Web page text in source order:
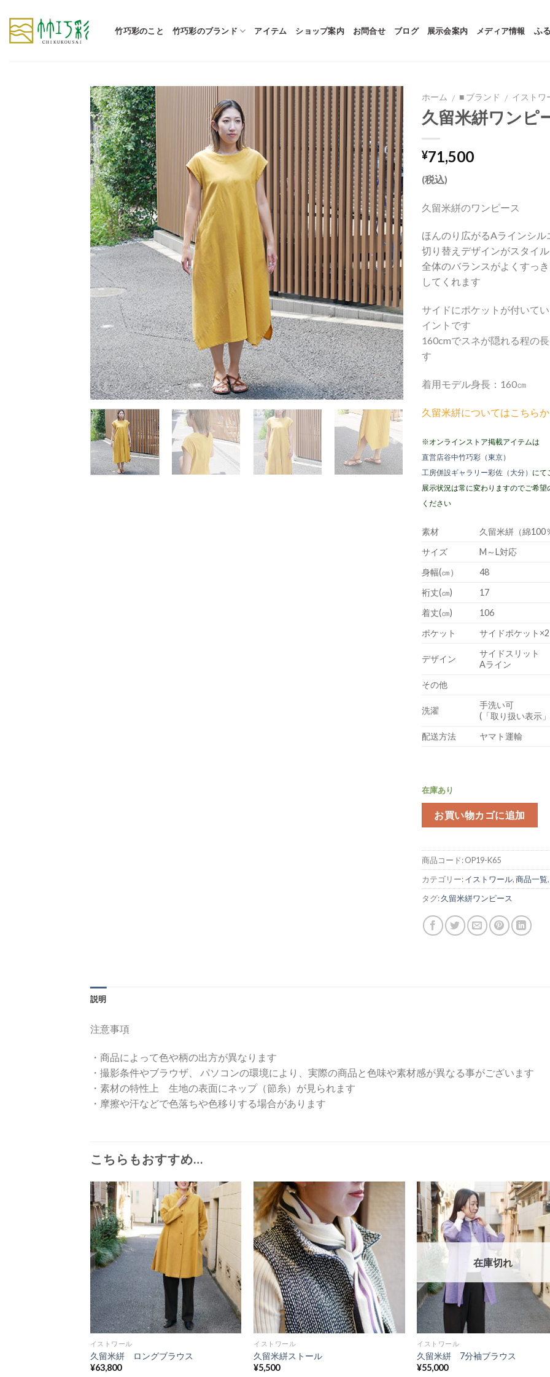
content
竹巧彩のこと 竹巧彩のブランド アイテム ショップ案内 お問合せ ブログ 展示会案内 メディア情報 ふ
ホーム / ■ ブランド / イストワ
久留米絣ワンピ
¥71,500
(税込)
久留米絣のワンピース
ほんのり広がるAラインシル
切り替えデザインがスタイ
全体のバランスがよくすっ
してくれます
サイドにポケットが付いて
イントです
160cmでスネが隠れる程の
す
着用モデル身長：160㎝
久留米絣についてはこちら
※オンラインストア掲載アイテムは
直営店谷中竹巧彩（東京）
工房併設ギャラリー彩佐（大分） にて
展示状況は常に変わりますのでご希
ください
素材
久留米絣（綿100
サイズ
M～L対応
身幅(㎝）
48
裄丈(㎝)
17
着丈(㎝)
106
ポケット
サイドポケット×2
デザイン
サイドスリット
Aライン
その他
洗濯
手洗い可
(「取り扱い表示
配送方法
ヤマト運輸
在庫あり
お買い物カゴに追加
商品コード:OP19-K65
カテゴリー:イストワール,商品一覧,
タグ:久留米絣ワンピース
説明
注意事項
・商品によって色や柄の出方が異なります
・撮影条件やブラウザ、 パソコンの環境により、実際の商品と色味や素材感が異なる事がございます
・素材の特性上 生地の表面にネップ（節糸）が見られます
・摩擦や汗などで色落ちや色移りする場合があります
こちらもおすすめ…
イストワール
久留米絣 ロングブラウス
¥63,800
イストワール
久留米絣ストール
¥5,500
在庫切れ
イストワール
久留米絣 7分袖ブラウス
¥55,000